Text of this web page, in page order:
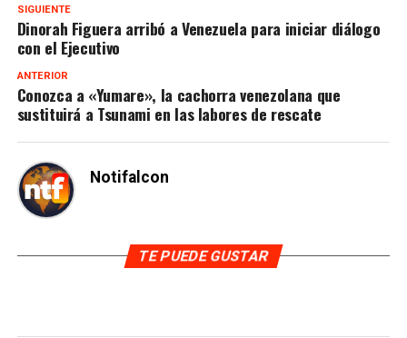
SIGUIENTE
Dinorah Figuera arribó a Venezuela para iniciar diálogo
con el Ejecutivo
ANTERIOR
Conozca a «Yumare», la cachorra venezolana que
sustituirá a Tsunami en las labores de rescate
Notifalcon
TE PUEDE GUSTAR